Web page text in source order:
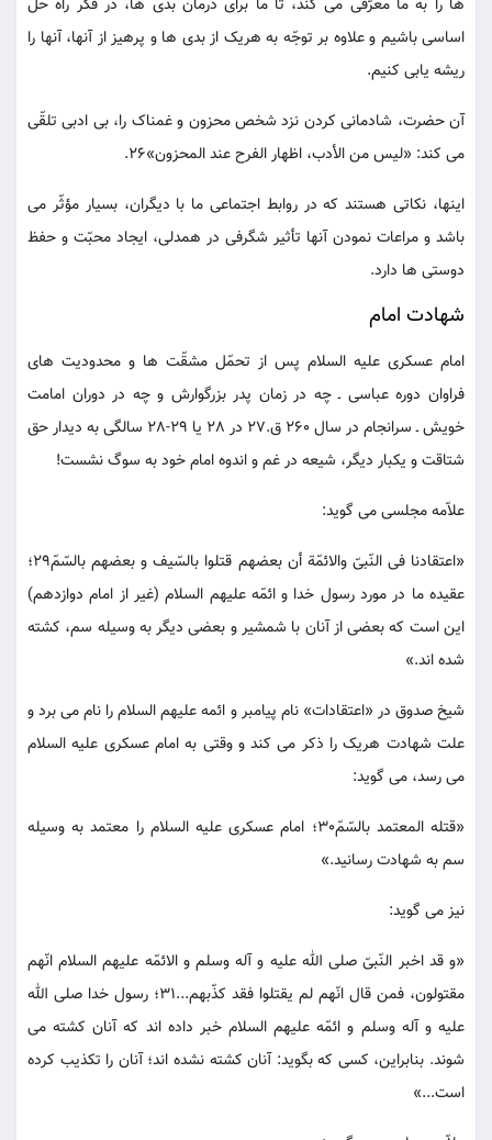
ها را به ما معرّفی می کند، تا ما برای درمان بدی ها، در فکر راه حلّ
اساسی باشیم و علاوه بر توجّه به هریک از بدی ها و پرهیز از آنها، آنها را
ریشه یابی کنیم.
آن حضرت، شادمانی کردن نزد شخص محزون و غمناک را، بی ادبی تلقّی
می کند: «لیس من الأدب، اظهار الفرح عند المحزون»26.
اینها، نکاتی هستند که در روابط اجتماعی ما با دیگران، بسیار مؤثّر می
باشد و مراعات نمودن آنها تأثیر شگرفی در همدلی، ایجاد محبّت و حفظ
دوستی ها دارد.
شهادت امام
امام عسکری علیه السلام پس از تحمّل مشقّت ها و محدودیت های
فراوان دوره عباسی ـ چه در زمان پدر بزرگوارش و چه در دوران امامت
خویش ـ سرانجام در سال 260 ق.27 در 28 یا 29-28 سالگی به دیدار حق
شتاقت و یکبار دیگر، شیعه در غم و اندوه امام خود به سوگ نشست!
علاّمه مجلسی می گوید:
«اعتقادنا فی النّبیّ والائمّة أن بعضهم قتلوا بالسّیف و بعضهم بالسّمّ29؛
عقیده ما در مورد رسول خدا و ائمّه علیهم السلام (غیر از امام دوازدهم)
این است که بعضی از آنان با شمشیر و بعضی دیگر به وسیله سم، کشته
شده اند.»
شیخ صدوق در «اعتقادات» نام پیامبر و ائمه علیهم السلام را نام می برد و
علت شهادت هریک را ذکر می کند و وقتی به امام عسکری علیه السلام
می رسد، می گوید:
«قتله المعتمد بالسّمّ30؛ امام عسکری علیه السلام را معتمد به وسیله
سم به شهادت رسانید.»
نیز می گوید:
«و قد اخبر النّبیّ صلی الله علیه و آله وسلم و الائمّه علیهم السلام انّهم
مقتولون، فمن قال انّهم لم یقتلوا فقد کذّبهم...31؛ رسول خدا صلی الله
علیه و آله وسلم و ائمّه علیهم السلام خبر داده اند که آنان کشته می
شوند. بنابراین، کسی که بگوید: آنان کشته نشده اند؛ آنان را تکذیب کرده
است...»